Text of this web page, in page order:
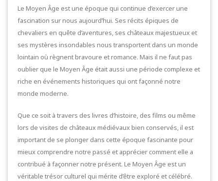
Le Moyen Âge est une époque qui continue d’exercer une
fascination sur nous aujourd’hui. Ses récits épiques de
chevaliers en quête d’aventures, ses châteaux majestueux et
ses mystères insondables nous transportent dans un monde
lointain où règnent bravoure et romance. Mais il ne faut pas
oublier que le Moyen Âge était aussi une période complexe et
riche en événements historiques qui ont façonné notre
monde moderne.
Que ce soit à travers des livres d’histoire, des films ou même
lors de visites de châteaux médiévaux bien conservés, il est
important de se plonger dans cette époque fascinante pour
mieux comprendre notre passé et apprécier comment elle a
contribué à façonner notre présent. Le Moyen Âge est un
véritable trésor culturel qui mérite d’être exploré et célébré.